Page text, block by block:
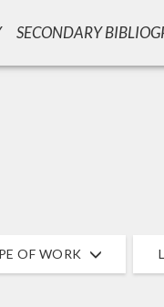
SECONDARY
OF WORK